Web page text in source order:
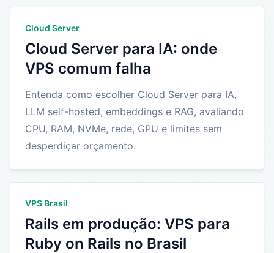
Cloud Server
Cloud Server para IA: onde
VPS comum falha
Entenda como escolher Cloud Server para IA,
LLM self-hosted, embeddings e RAG, avaliando
CPU, RAM, NVMe, rede, GPU e limites sem
desperdiçar orçamento.
VPS Brasil
Rails em produção: VPS para
Ruby on Rails no Brasil